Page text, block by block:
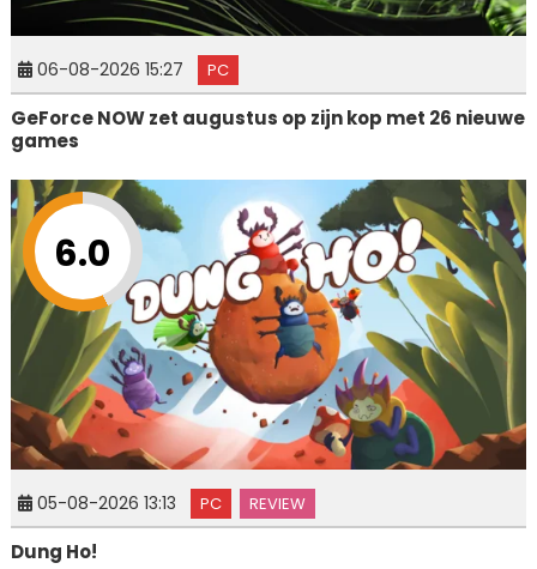
06-08-2026 15:27 PC
GeForce NOW zet augustus op zijn kop met 26 nieuwe
games
6.0
05-08-2026 13:13 PC REVIEW
Dung Ho!